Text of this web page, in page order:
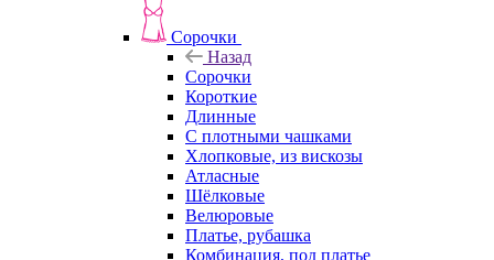
Сорочки
Назад
Сорочки
Короткие
Длинные
С плотными чашками
Хлопковые, из вискозы
Атласные
Шёлковые
Велюровые
Платье, рубашка
Комбинация, под платье